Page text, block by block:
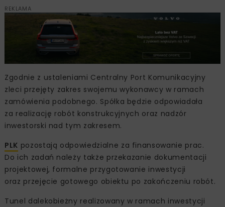
REKLAMA
Zgodnie z ustaleniami Centralny Port Komunikacyjny
zleci przejęty zakres swojemu wykonawcy w ramach
zamówienia podobnego. Spółka będzie odpowiadała
za realizację robót konstrukcyjnych oraz nadzór
inwestorski nad tym zakresem.
PLK pozostają odpowiedzialne za finansowanie prac.
Do ich zadań należy także przekazanie dokumentacji
projektowej, formalne przygotowanie inwestycji
oraz przejęcie gotowego obiektu po zakończeniu robót.
Tunel dalekobieżny realizowany w ramach inwestycji